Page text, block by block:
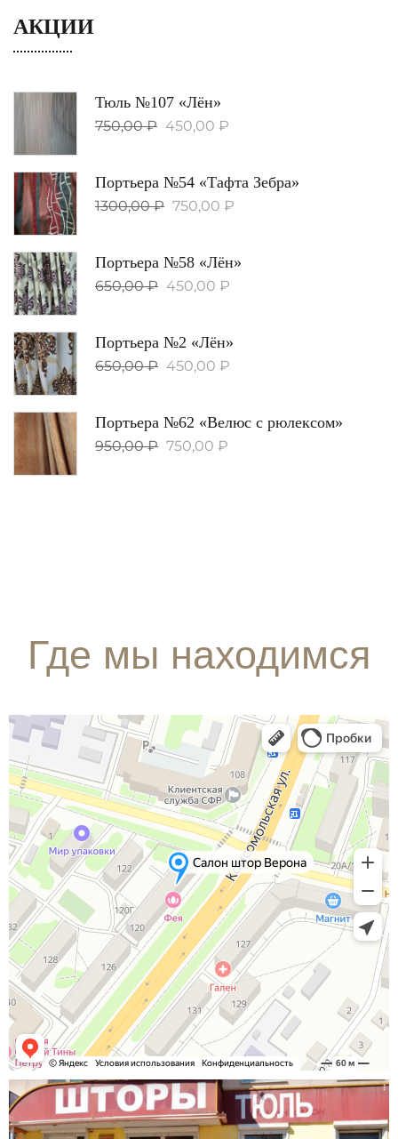
АКЦИИ
Тюль №107 «Лён»
750,00₽ 450,00 ₽
Портьера №54 «Тафта Зебра»
1300,00₽ 750,00 ₽
Портьера №58 «Лён»
650,00₽ 450,00 ₽
Портьера №2 «Лён»
650,00₽ 450,00 ₽
Портьера №62 «Велюс с рюлексом»
950,00₽ 750,00 ₽
Где мы находимся